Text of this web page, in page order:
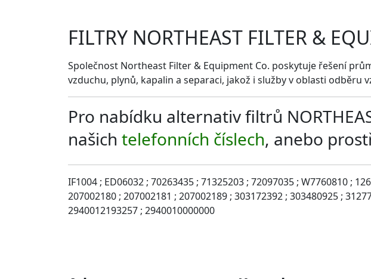
FILTRY NORTHEAST FILTER &
Společnost Northeast Filter & Equipment Co. poskytuje řešení
vzduchu, plynů, kapalin a separaci, jakož i služby v oblasti
Pro nabídku alternativ filtrů
našich telefonních číslech, anebo
IF1004 ; ED06032 ; 70263435 ; 71325203 ; 72097035 ; W7760810 ;
207002180 ; 207002181 ; 207002189 ; 303172392 ; 303480925 ;
2940012193257 ; 2940010000000